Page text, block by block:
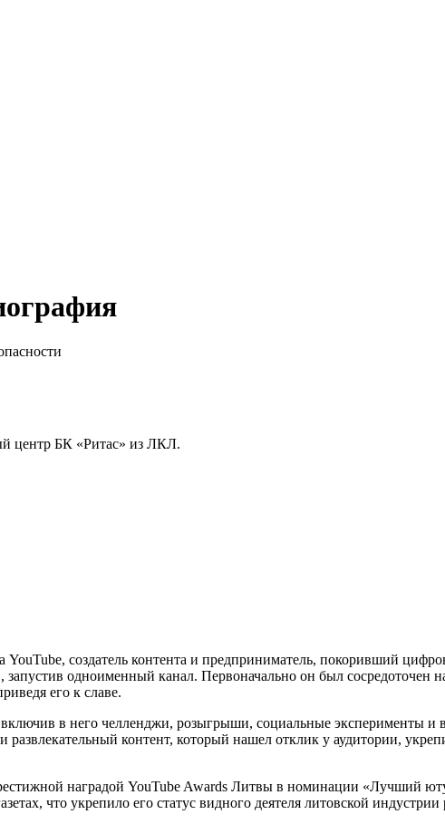
центр БК «Ритас» из ЛКЛ.
создатель контента и предприниматель, покоривший
одноименный канал. Первоначально он был сосредоточен
его к славе.
в него челленджи, розыгрыши, социальные эксперименты и
развлекательный контент, который нашел отклик у аудитории,
наградой YouTube Awards Литвы в номинации «Лучший
что укрепило его статус видного деятеля литовской индустрии